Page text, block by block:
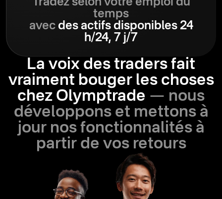
temps
avec des actifs disponibles 24
h/24, 7 j/7
La voix des traders fait
vraiment bouger les choses
chez Olymptrade — nous
développons et mettons à
jour nos fonctionnalités à
partir de vos retours